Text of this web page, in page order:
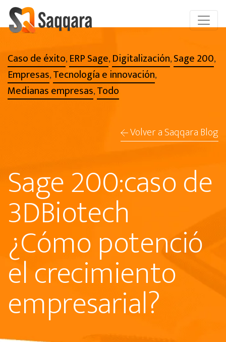
Caso de éxito,ERP Sage,Digitalización,Sage 200,
Empresas,Tecnología e innovación,
Medianas empresas,Todo
Volver a Saqqara Blog
Sage 200:caso de
3DBiotech
¿Cómo potenció
el crecimiento
empresarial?